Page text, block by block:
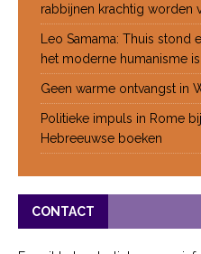
rabbijnen krachtig worden
Leo Samama: Thuis
het moderne humanisme
Geen warme ontvangst in
Politieke impuls in Rome
Hebreeuwse boeken
CONTACT